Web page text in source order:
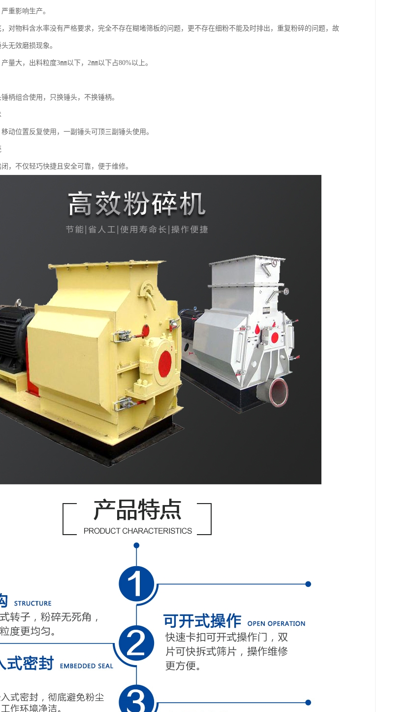
重影响生产。
对物料含水率没有严格要求，完全不存在糊堵筛板的问题，更不存在细粉不能及时排出，重复粉碎的问题，故
无效磨损现象。
量大，出料粒度3㎜以下，2㎜以下占80%以上。
柄组合使用，只换锤头，不换锤柄。
动位置反复使用，一副锤头可顶三副锤头使用。
，不仅轻巧快捷且安全可靠，便于维修。